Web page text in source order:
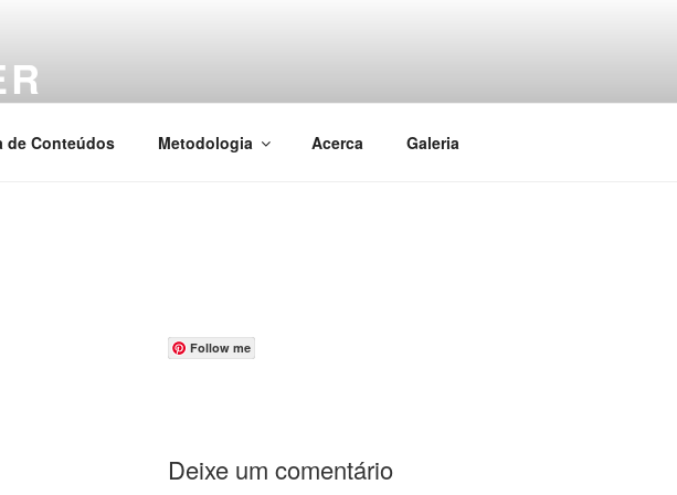
de Conteúdos Metodologia Acerca Galeria
Follow me
Deixe um comentário